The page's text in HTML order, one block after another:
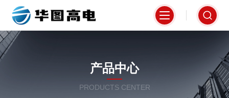
产品中心
PRODUCTS CENTER